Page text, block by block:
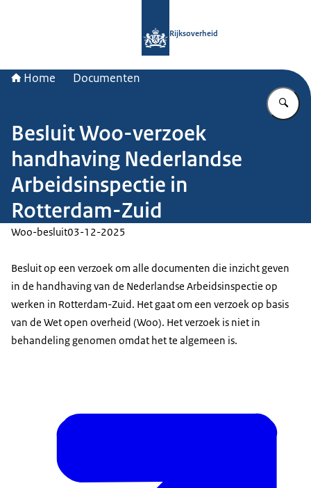
Rijksoverheid
Home Documenten
Besluit Woo-verzoek
handhaving Nederlandse
Arbeidsinspectie in
Rotterdam-Zuid
Woo-besluit03-12-2025
Besluit op een verzoek om alle documenten die inzicht geven
in de handhaving van de Nederlandse Arbeidsinspectie op
werken in Rotterdam-Zuid. Het gaat om een verzoek op basis
van de Wet open overheid (Woo). Het verzoek is niet in
behandeling genomen omdat het te algemeen is.